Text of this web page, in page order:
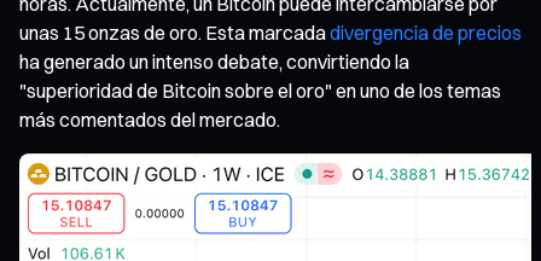
unas 15 onzas de oro. Esta marcadadivergencia de precios
ha generado un intenso debate, convirtiendo la
"superioridad de Bitcoin sobre el oro" en uno de los temas
más comentados del mercado.